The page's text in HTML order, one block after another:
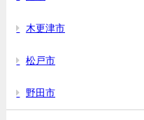
木更津市
松戸市
野田市